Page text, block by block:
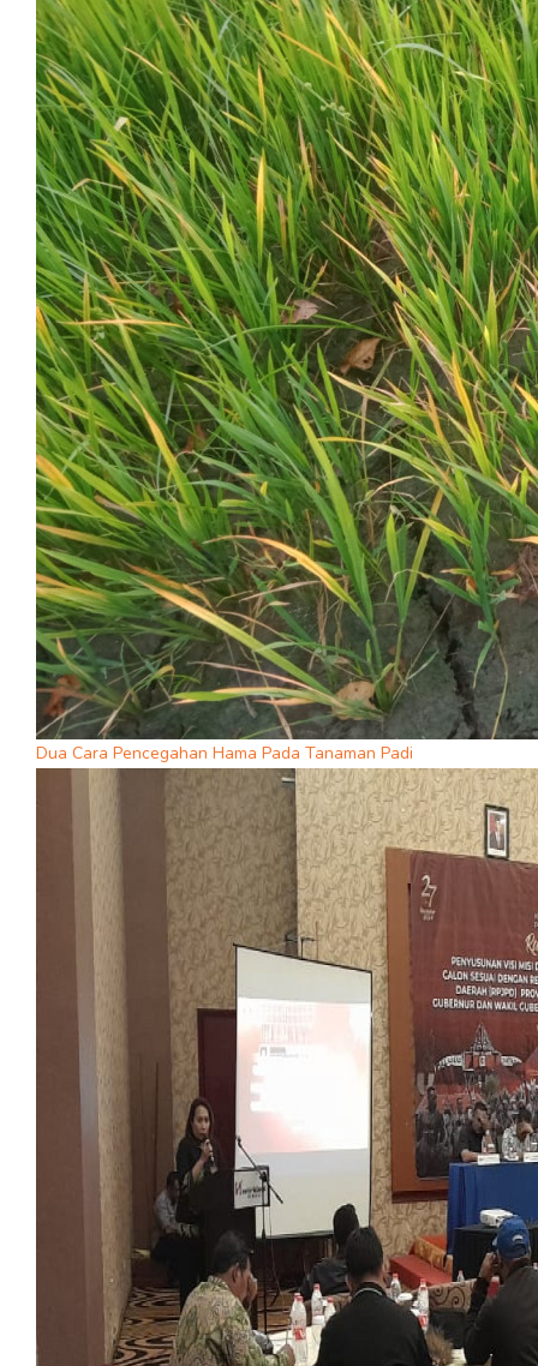
Dua Cara Pencegahan Hama Pada Tanaman Padi